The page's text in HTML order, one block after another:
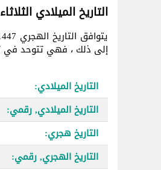
التاريخ الميلادي الثلاثاء، ١٠ فبراير ٢٠٢٦ م بالتاريخ
يتوافق التاريخ الهجري 22/8/1447 مع التاريخ الميلادي في
إلى ذلك ، فهي تتوحد في تاريخ
التاريخ الميلادي:
التاريخ الميلادي, رقمي:
التاريخ هجري:
التاريخ الهجري, رقمي: